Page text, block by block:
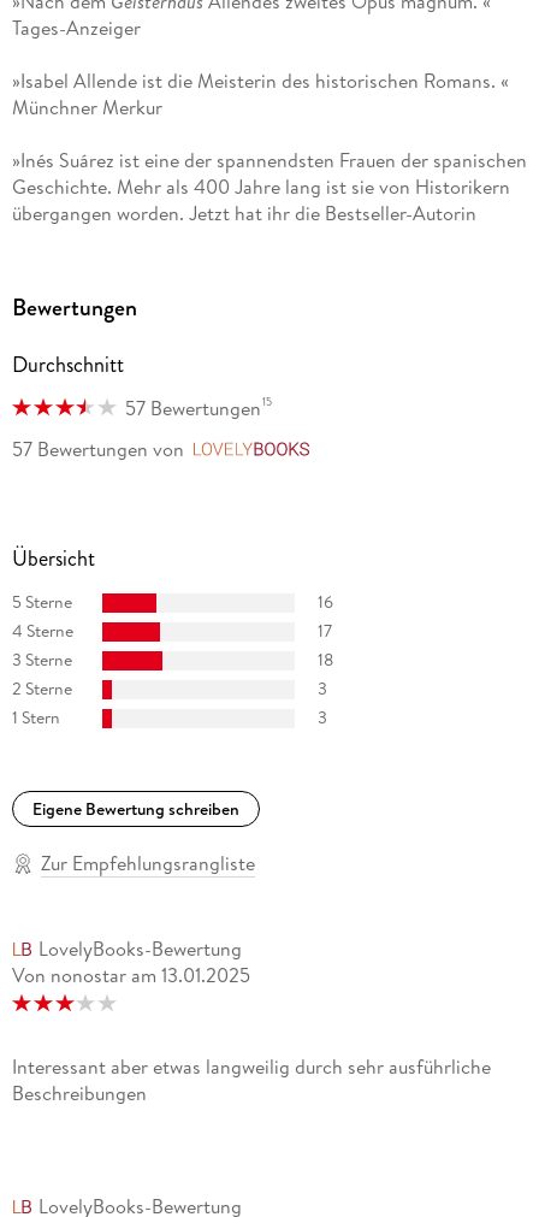
Tages-Anzeiger
»Isabel Allende ist die Meisterin des historischen Romans. «
Münchner Merkur
»Inés Suárez ist eine der spannendsten Frauen der spanischen
Geschichte. Mehr als 400 Jahre lang ist sie von Historikern
übergangen worden. Jetzt hat ihr die Bestseller-Autorin
Bewertungen
Durchschnitt
57 Bewertungen15
57 Bewertungen von
Übersicht
5 Sterne
16
4 Sterne
17
3 Sterne
18
2 Sterne
3
1 Stern
3
Eigene Bewertung schreiben
Zur Empfehlungsrangliste
LovelyBooks-Bewertung
Von nonostar am 13.01.2025
Interessant aber etwas langweilig durch sehr ausführliche
Beschreibungen
LovelyBooks-Bewertung